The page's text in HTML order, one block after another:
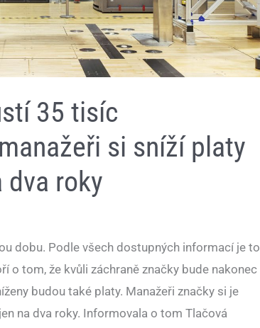
35 tisíc
si sníží platy
dva roky
dobu. Podle všech dostupných informací je to
o tom, že kvůli záchraně značky bude nakonec
budou také platy. Manažeři značky si je
na dva roky. Informovala o tom Tlačová